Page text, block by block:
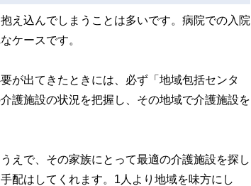
え込んでしまうことは多いです。病院での入院
ケースです。
が出てきたときには、必ず「地域包括センタ
護施設の状況を把握し、その地域で介護施設を
えで、その家族にとって最適の介護施設を探し
配はしてくれます。1人より地域を味方にし